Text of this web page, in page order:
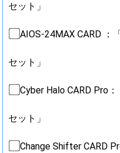
セット」
AIOS-24MAX CARD
セット」
Cyber Halo CARD Pro
セット」
Change Shifter CARD